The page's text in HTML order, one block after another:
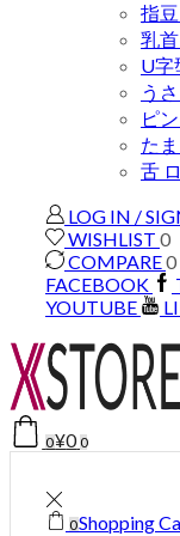
指
乳
U字
う
ピ
た
舌
LOG IN /
WISHLIST 0
COMPARE0
FACEBOOK
YOUTUBE
0¥0 0
0Shopping